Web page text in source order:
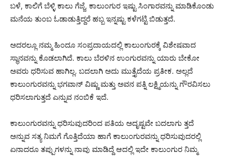
ಬಳೆ, ಕಾಲಿಗೆ ಬೆಳ್ಳಿ ಕಾಲು ಗೆಜ್ಜೆ, ಕಾಲುಂಗುರ ಇಷ್ಟು ಸಿಂಗಾರವನ್ನು ಮಾಡಿಕೊಂಡು
ಮನೆಯ ತುಂಬ ಓಡಾಡುತ್ತಿದ್ದರೆ ಹಬ್ಬ ಇನ್ನಷ್ಟು ಕಳೆಗಟ್ಟಿ ಬಿಡುತ್ತದೆ.
ಅದರಲ್ಲೂ ನಮ್ಮ ಹಿಂದೂ ಸಂಪ್ರದಾಯದಲ್ಲಿ ಕಾಲುಂಗುರಕ್ಕೆ ವಿಶೇಷವಾದ
ಸ್ಥಾನವನ್ನು ಕೊಡಲಾಗಿದೆ. ಕಾಲು ಬೆರಳಿನ ಉಂಗುರವನ್ನು ಯಾರು ಬೇಕೋ
ಅವರು ಧರಿಸುವ ಹಾಗಿಲ್ಲ. ಬದಲಾಗಿ ಅದು ಮುತ್ತೈದೆಯ ಪ್ರತೀಕ. ಅಲ್ಲದೆ
ಕಾಲುಂಗುರವನ್ನು ಭಗವಾನ್ ವಿಷ್ಣು ಮತ್ತು ಅವನ ಪತ್ನಿ ಲಕ್ಷ್ಮಿಯನ್ನು ಗೌರವಿಸಲು
ಧರಿಸಲಾಗುತ್ತದೆ ಎನ್ನುವ ನಂಬಿಕೆ ಇದೆ.
ಕಾಲುಂಗುರವನ್ನು ಧರಿಸುವುದರಿಂದ ಪತಿಯ ಅದೃಷ್ಟವೇ ಬದಲಾಗು ತ್ತದೆ
ಅನ್ನುವ ಸತ್ಯ ನಿಮಗೆ ಗೊತ್ತಿದೆಯಾ ಹಾಗೆ ಕಾಲುಂಗುರವನ್ನು ಧರಿಸುವುದರಲ್ಲಿ
ಏನಾದರೂ ತಪ್ಪುಗಳನ್ನು ನಾವು ಮಾಡಿದ್ದೆ ಆದಲ್ಲಿ ಇದೇ ಕಾಲುಂಗುರ ನಿಮ್ಮ